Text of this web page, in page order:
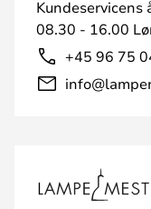
Kundeservicens
08.30 - 16.00
+45 96 75